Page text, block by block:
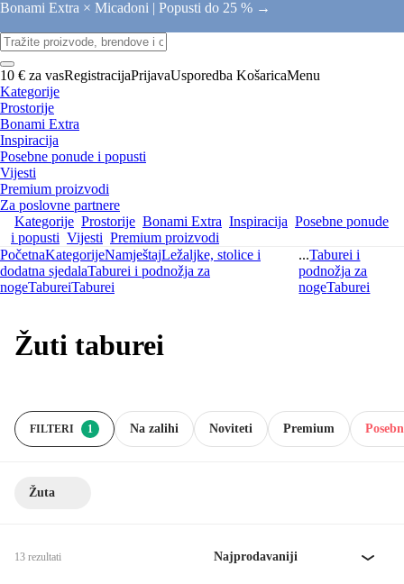
Bonami Extra × Micadoni | Popusti do 25 % →
10 € za vasRegistracijaPrijavaUsporedba KošaricaMenu
Kategorije
Prostorije
Bonami Extra
Inspiracija
Posebne ponude i popusti
Vijesti
Premium proizvodi
Za poslovne partnere
Kategorije Prostorije Bonami Extra Inspiracija Posebne ponude
i popusti Vijesti Premium proizvodi
PočetnaKategorijeNamještajLežaljke, stolice i
dodatna sjedalaTaburei i podnožja za
nogeTabureiTaburei
...Taburei i
podnožja za
nogeTaburei
Žuti taburei
FILTERI 1 Na zalihi Premium
Noviteti
Žuta
13 rezultati Najprodavaniji